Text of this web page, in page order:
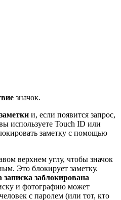
значок.
и, если появится запрос,
используете Touch ID или
заметку с помощью
верхнем углу, чтобы значок
Это блокирует заметку.
записка заблокирована
и фотографию может
с паролем (или тот, кто